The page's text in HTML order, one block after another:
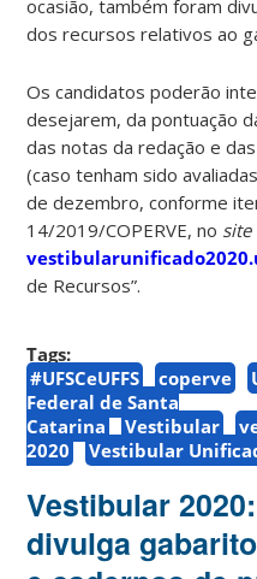
ocasião, também foram
dos recursos relativos ao
Os candidatos poderão
desejarem, da pontuação
das notas da redação e
(caso tenham sido
de dezembro, conforme
14/2019/COPERVE, no site
de Recursos”.
Tags:
#UFSCeUFFS
coperve
Federal de Santa
Catarina
Vestibular
2020
Vestibular
Vestibular
divulga